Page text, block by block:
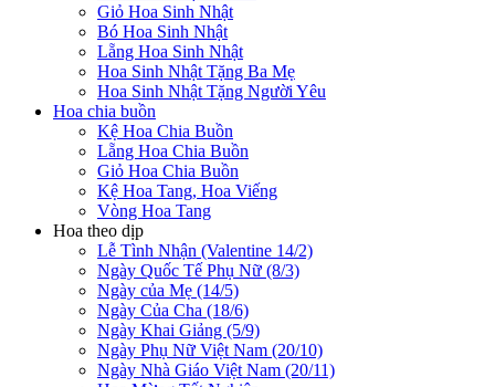
Giỏ Hoa Sinh Nhật
Bó Hoa Sinh Nhật
Lẵng Hoa Sinh Nhật
Hoa Sinh Nhật Tặng Ba Mẹ
Hoa Sinh Nhật Tặng Người Yêu
Hoa chia buồn
Kệ Hoa Chia Buồn
Lẵng Hoa Chia Buồn
Giỏ Hoa Chia Buồn
Kệ Hoa Tang, Hoa Viếng
Vòng Hoa Tang
Hoa theo dịp
Lễ Tình Nhận (Valentine 14/2)
Ngày Quốc Tế Phụ Nữ (8/3)
Ngày của Mẹ (14/5)
Ngày Của Cha (18/6)
Ngày Khai Giảng (5/9)
Ngày Phụ Nữ Việt Nam (20/10)
Ngày Nhà Giáo Việt Nam (20/11)